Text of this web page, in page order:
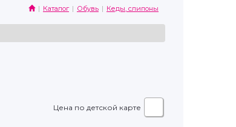
Каталог Обувь Кеды, слипоны
Цена по детской карте